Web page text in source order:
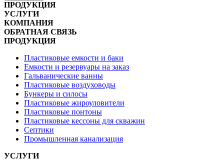
ПРОДУКЦИЯ
УСЛУГИ
КОМПАНИЯ
ОБРАТНАЯ СВЯЗЬ
ПРОДУКЦИЯ
Пластиковые емкости и баки
Емкости и резервуары на заказ
Гальванические ванны
Пластиковые воздуховоды
Бункеры и силосы
Пластиковые жироуловители
Пластиковые понтоны
Пластиковые кессоны для скважин
Септики
Промышленная канализация
УСЛУГИ